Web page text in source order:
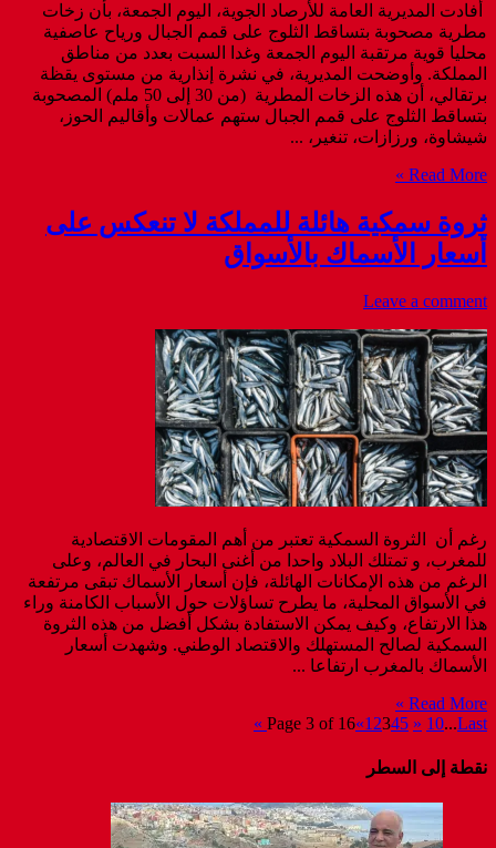
أفادت المديرية العامة للأرصاد الجوية، اليوم الجمعة، بأن زخات
مطرية مصحوبة بتساقط الثلوج على قمم الجبال ورياح عاصفية
محليا قوية مرتقبة اليوم الجمعة وغدا السبت بعدد من مناطق
المملكة. وأوضحت المديرية، في نشرة إنذارية من مستوى يقظة
برتقالي، أن هذه الزخات المطرية (من 30 إلى 50 ملم) المصحوبة
بتساقط الثلوج على قمم الجبال ستهم عمالات وأقاليم الحوز،
شيشاوة، ورزازات، تنغير، ...
Read More »
ثروة سمكية هائلة للمملكة لا تنعكس على
أسعار الأسماك بالأسواق
Leave a comment
رغم أن الثروة السمكية تعتبر من أهم المقومات الاقتصادية
للمغرب، و تمتلك البلاد واحدا من أغنى البحار في العالم، وعلى
الرغم من هذه الإمكانات الهائلة، فإن أسعار الأسماك تبقى مرتفعة
في الأسواق المحلية، ما يطرح تساؤلات حول الأسباب الكامنة وراء
هذا الارتفاع، وكيف يمكن الاستفادة بشكل أفضل من هذه الثروة
السمكية لصالح المستهلك والاقتصاد الوطني. وشهدت أسعار
الأسماك بالمغرب ارتفاعا ...
Read More »
Page 3 of 16«1 2345 » 10...Last »
نقطة إلى السطر